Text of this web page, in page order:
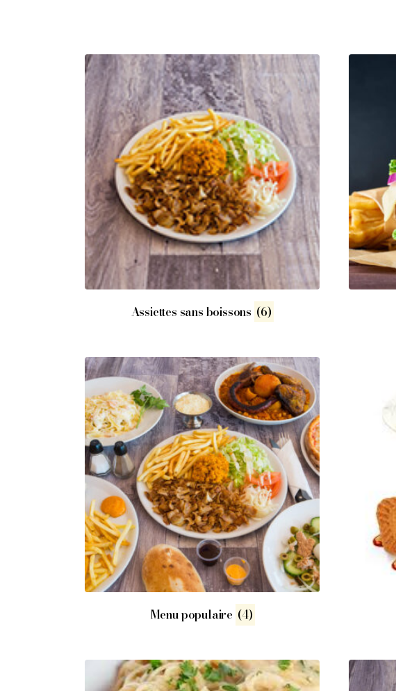
Assiettes sans boissons (6)
Menu populaire (4)